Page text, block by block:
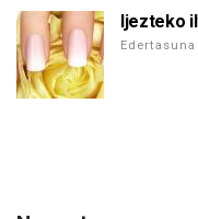
Ijezteko
Edertasuna